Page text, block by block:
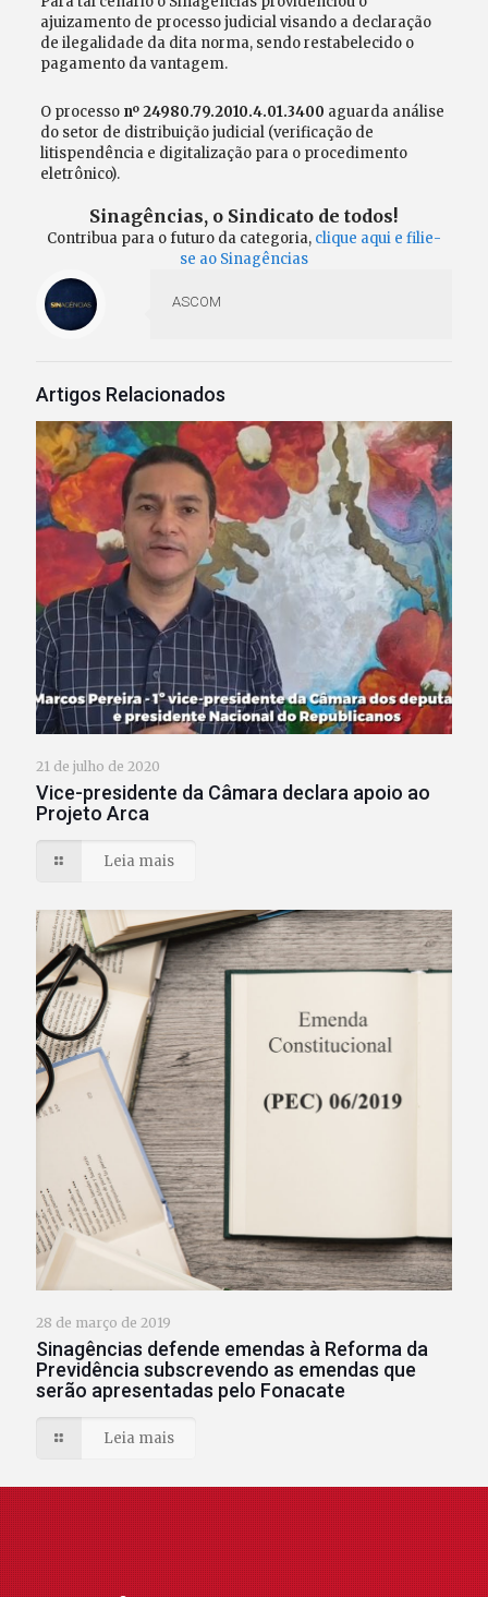
ajuizamento de processo judicial visando a declaração
de ilegalidade da dita norma, sendo restabelecido o
pagamento da vantagem.
O processo nº24980.79.2010.4.01.3400 aguarda análise
do setor de distribuição judicial (verificação de
litispendência e digitalização para o procedimento
eletrônico).
Sinagências, o Sindicato de todos!
Contribua para o futuro da categoria, clique aqui e filie-
se ao Sinagências
ASCOM
Artigos Relacionados
21 de julho de 2020
Vice-presidente da Câmara declara apoio ao
Projeto Arca
Leia mais
28 de março de 2019
Sinagências defende emendas à Reforma da
Previdência subscrevendo as emendas que
serão apresentadas pelo Fonacate
Leia mais